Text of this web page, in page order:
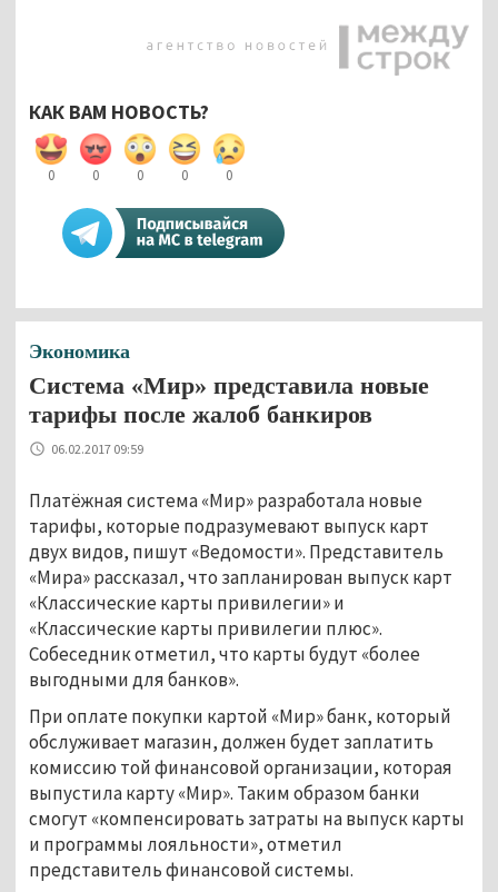
КАК ВАМ НОВОСТЬ?
0 0 0 0 0
Экономика
Система «Мир» представила новые
тарифы после жалоб банкиров
06.02.2017 09:59
Платёжная система «Мир» разработала новые
тарифы, которые подразумевают выпуск карт
двух видов, пишут «Ведомости». Представитель
«Мира» рассказал, что запланирован выпуск карт
«Классические карты привилегии» и
«Классические карты привилегии плюс».
Собеседник отметил, что карты будут «более
выгодными для банков».
При оплате покупки картой «Мир» банк, который
обслуживает магазин, должен будет заплатить
комиссию той финансовой организации, которая
выпустила карту «Мир». Таким образом банки
смогут «компенсировать затраты на выпуск карты
и программы лояльности», отметил
представитель финансовой системы.